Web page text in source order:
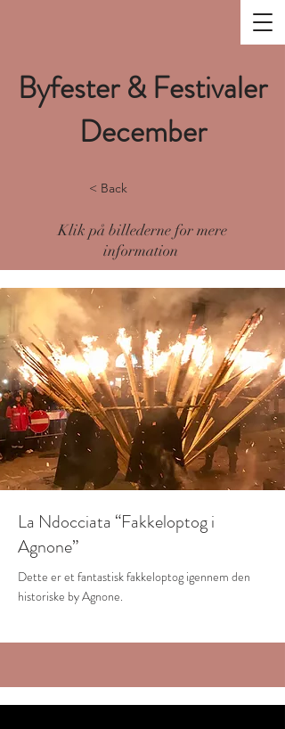
Byfester & Festivaler
December
< Back
Klik på billederne for mere
information
La Ndocciata “Fakkeloptog i
Agnone”
Dette er et fantastisk fakkeloptog igennem den
historiske by Agnone.